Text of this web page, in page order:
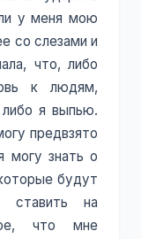
у меня мою
со слезами и
что, либо
к людям,
я выпью.
предвзято
могу знать о
будут
на
что мне